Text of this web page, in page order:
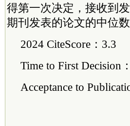
得第一次决定，接收到
期刊发表的论文的中位数
2024 CiteScore：3.3
Time to First Decision
Acceptance to